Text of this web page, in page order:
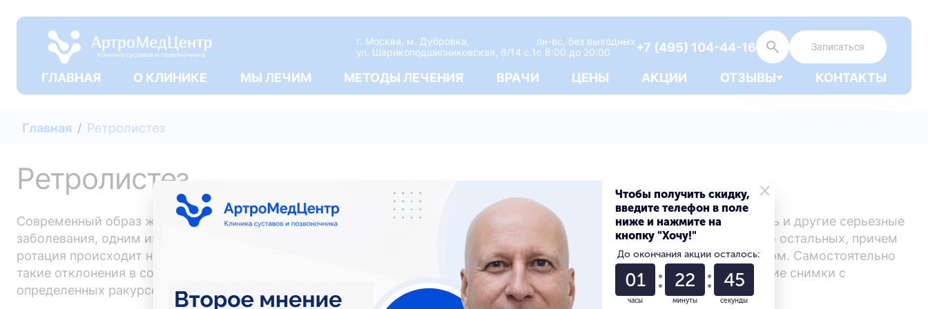
г. Москва, м. Дубровка,
ул. Шарикоподшипниковская, 6/14 с.1
пн-вс, без выходных
c 8:00 до 20:00
+7 (495) 104-44-16 Записаться
ГЛАВНАЯ О КЛИНИКЕ МЫ ЛЕЧИМ МЕТОДЫ ЛЕЧЕНИЯ ВРАЧИ ЦЕНЫ АКЦИИ ОТЗЫВЫ КОНТАКТЫ
Главная Ретролистез
Ретролистез
Современный образ жизни нередко сказывается негативно на здоровье человека. Помимо известного всем сколиоза, есть и другие серьезные
заболевания, одним из которых является ретролистез. Эта проблема характеризуется смещением позвонка относительно остальных, причем
ротация происходит назад от общего ряда позвонков, в этом заключается разница между ретролистезом и антеролистезом. Самостоятельно
такие отклонения в состоянии позвоночника выявить очень сложно, а потому для диагностики используются рентгеновские снимки с
определенных ракурсов.
×
Чтобы получить скидку,
введите телефон в поле
ниже и нажмите на
кнопку "Хочу!"
До окончания акции осталось:
01
часы
22
минуты
44
секунды